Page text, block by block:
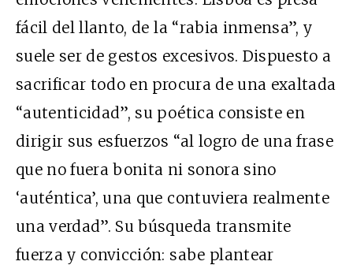
fácil del llanto, de la “rabia inmensa”, y
suele ser de gestos excesivos. Dispuesto a
sacrificar todo en procura de una exaltada
“autenticidad”, su poética consiste en
dirigir sus esfuerzos “al logro de una frase
que no fuera bonita ni sonora sino
‘auténtica’, una que contuviera realmente
una verdad”. Su búsqueda transmite
fuerza y convicción: sabe plantear